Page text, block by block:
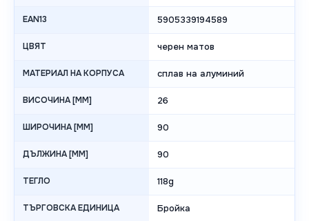
EAN13 5905339194589
ЦВЯТ черен матов
МАТЕРИАЛ НА КОРПУСА сплав на алуминий
ВИСОЧИНА [MM] 26
ШИРОЧИНА [MM] 90
ДЪЛЖИНА [MM] 90
ТЕГЛО 118g
ТЪРГОВСКА ЕДИНИЦА Бройка